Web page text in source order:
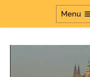
Menu